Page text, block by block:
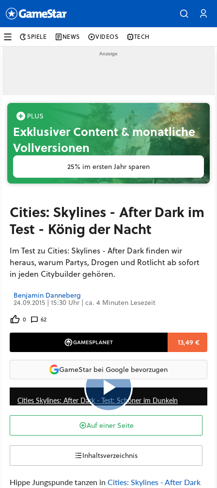
SPIELE NEWS VIDEOS TECH
Exklusiver Content & monatliche
Vollversionen
25% im ersten Jahr sparen
Cities: Skylines - After Dark im
Test - König der Nacht
Im Test zu Cities: Skylines - After Dark finden wir
heraus, warum Partys, Drogen und Rotlicht ab sofort
in jeden Citybuilder gehören.
Benjamin Danneberg
24.09.2015 | 15:30 Uhr | ca. 4 Minuten Lesezeit
0 62
13,49 €
GameStar bei Google bevorzugen
5:27
Cities Skylines: After Dark - Test: Schöner im Dunkeln
Auf einer Seite
Inhaltsverzeichnis
Hippe Jungspunde tanzen in Cities: Skylines - After Dark